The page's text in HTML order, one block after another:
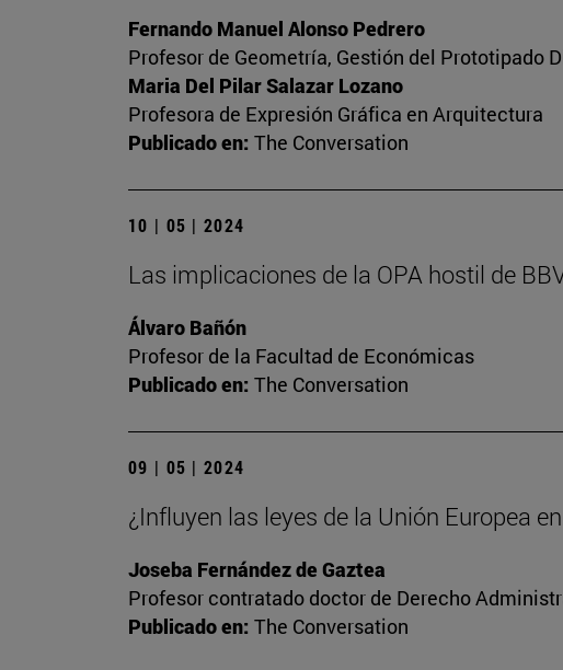
Fernando Manuel Alonso Pedrero
Profesor de Geometría, Gestión del Prototipado
Maria Del Pilar Salazar Lozano
Profesora de Expresión Gráfica en Arquitectura
Publicado en: The Conversation
10 | 05 | 2024
Las implicaciones de la OPA hostil de
Álvaro Bañón
Profesor de la Facultad de Económicas
Publicado en: The Conversation
09 | 05 | 2024
¿Influyen las leyes de la Unión Europea
Joseba Fernández de Gaztea
Profesor contratado doctor de Derecho
Publicado en: The Conversation